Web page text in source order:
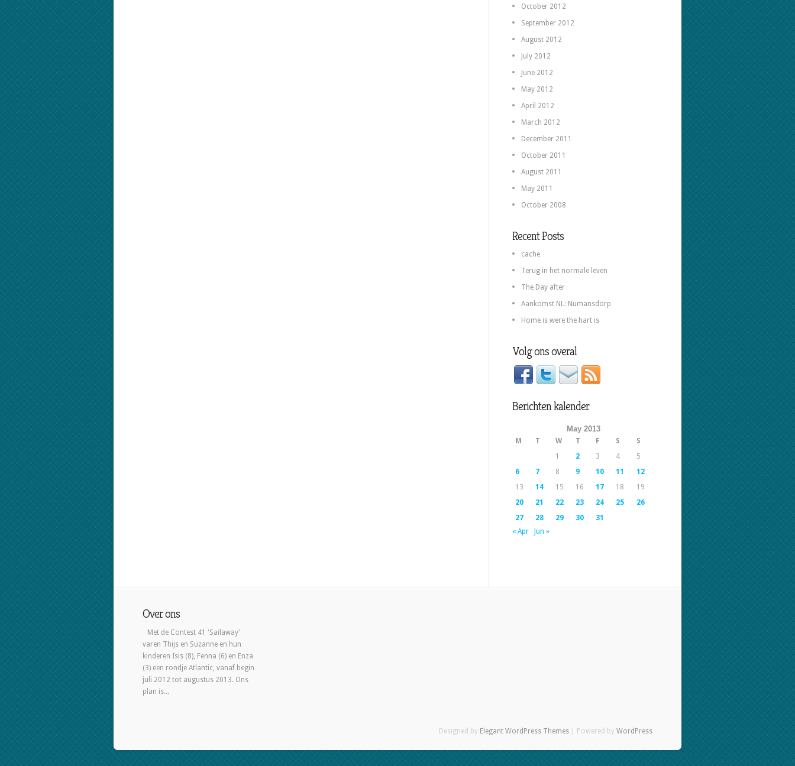
October 2012
September 2012
August 2012
July 2012
June 2012
May 2012
April 2012
March 2012
December 2011
October 2011
August 2011
May 2011
October 2008
Recent Posts
cache
Terug in het normale leven
The Day after
Aankomst NL: Numansdorp
Home is were the hart is
Volg ons overal
Berichten kalender
May 2013
M T W T F S
S
1
2 3 4
5
6
7 8 9 10 11
12
13
14 15 16 17 18
19
20
21 22 23 24 25
26
27
28 29 30
31
« Apr
Jun »
Over ons
Met de Contest 41 'Sailaway'
varen Thijs en Suzanne en hun
kinderen Isis (8), Fenna (6) en Enza
(3) een rondje Atlantic, vanaf begin
juli 2012 tot augustus 2013. Ons
plan is...
Designed by Elegant WordPress Themes | Powered by WordPress